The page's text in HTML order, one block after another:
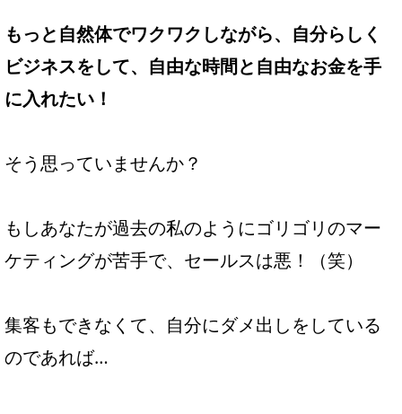
もっと自然体でワクワクしながら、自分らしく
ビジネスをして、自由な時間と自由なお金を手
に入れたい！
そう思っていませんか？
もしあなたが過去の私のようにゴリゴリのマー
ケティングが苦手で、セールスは悪！（笑）
集客もできなくて、自分にダメ出しをしている
のであれば…